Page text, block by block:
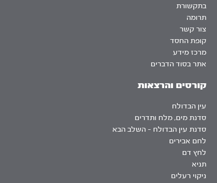
בתקשורת
תרומה
צור קשר
קופת החסד
מרכז מידע
אתר בסוד הדברים
קורסים והרצאות
עין הבדולח
סדנת מים, מלח ותדרים
סדנת עין הבדולח – השלב הבא
לחם אבירים
לחץ דם
תניא
ניקוי רעלים